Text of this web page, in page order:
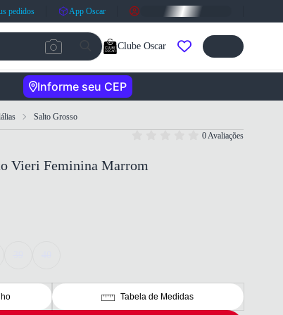
pedidos App Oscar
Clube Oscar
Informe seu CEP
Salto Grosso
0 Avaliações
Vieri Feminina Marrom
Tabela de Medidas